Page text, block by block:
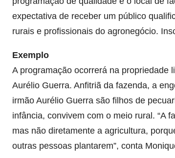
expectativa de receber um público
rurais e profissionais do agronegócio.
Exemplo
A programação ocorrerá na propriedade
Aurélio Guerra. Anfitriã da fazenda, a
irmão Aurélio Guerra são filhos de
infância, convivem com o meio rural. “A
mas não diretamente a agricultura,
outras pessoas plantarem”, conta